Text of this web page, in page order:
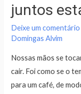
juntos
Deixe um comentário
Domingas Alvim
Nossas mãos se
cair. Foi como se o
para um café, de